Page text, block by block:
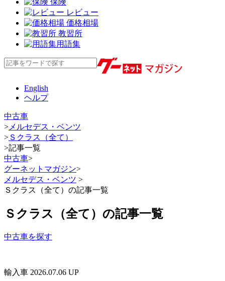
レビュー
価格相場
教習所
用語集
English
ヘルプ
中古車
> メルセデス・ベンツ
> Ｓクラス（全て）
>記事一覧
中古車>
グーネットマガジン>
メルセデス・ベンツ >
Ｓクラス（全て）の記事一覧
Ｓクラス（全て）の記事一覧
中古車を探す
輸入車 2026.07.06 UP